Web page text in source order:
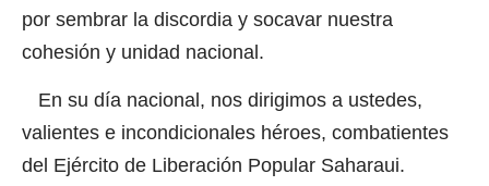
por sembrar la discordia y socavar nuestra
cohesión y unidad nacional.
En su día nacional, nos dirigimos a ustedes,
valientes e incondicionales héroes, combatientes
del Ejército de Liberación Popular Saharaui.